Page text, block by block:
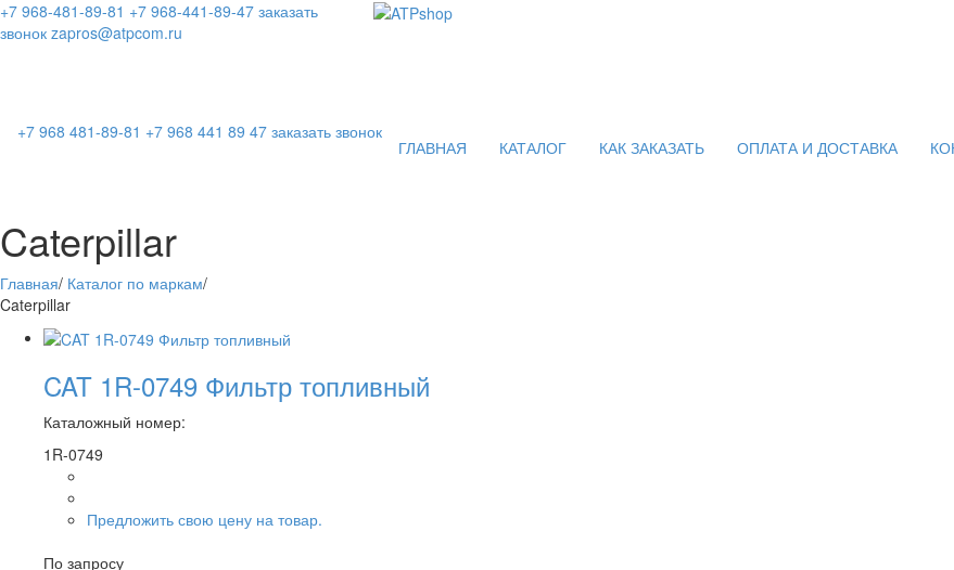
+7 968-481-89-81 +7 968-441-89-47 заказать
звонок zapros@atpcom.ru
+7 968 481-89-81 +7 968 441 89 47 заказать звонок
ГЛАВНАЯ КАТАЛОГ КАК ЗАКАЗАТЬ ОПЛАТА И ДОСТАВКА
Caterpillar
Главная/ Каталог по маркам/
Caterpillar
CAT 1R-0749 Фильтр топливный
Каталожный номер:
1R-0749
Предложить свою цену на товар.
По запросу